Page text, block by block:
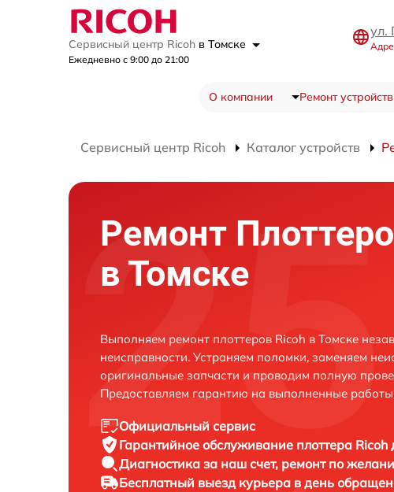
Сервисный центр Ricoh в Томске
Ежедневно с 9:00 до 21:00
ул.
О компании Ремонт устройств
Сервисный центр Ricoh Каталог устройств
Ремонт
в Томске
Выполняем ремонт плоттеров Ricoh в Томске
неисправности. Устраняем поломки, заменяем
оригинальные запчасти и проводим полную
Предоставляем гарантию на выполненные
Официальный сервис
Гарантийное обслуживание плоттера Ricoh
Диагностика за наш счет, ремонт по
Бесплатный выезд курьера в день